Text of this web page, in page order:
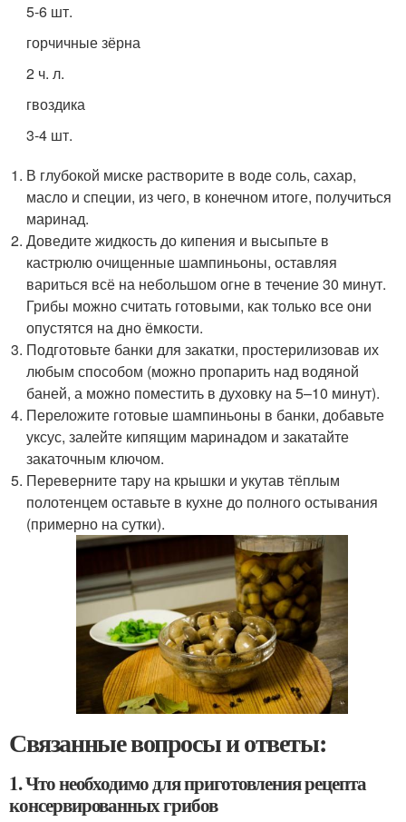
5-6 шт.
горчичные зёрна
2 ч. л.
гвоздика
3-4 шт.
В глубокой миске растворите в воде соль, сахар,
масло и специи, из чего, в конечном итоге, получиться
маринад.
Доведите жидкость до кипения и высыпьте в
кастрюлю очищенные шампиньоны, оставляя
вариться всё на небольшом огне в течение 30 минут.
Грибы можно считать готовыми, как только все они
опустятся на дно ёмкости.
Подготовьте банки для закатки, простерилизовав их
любым способом (можно пропарить над водяной
баней, а можно поместить в духовку на 5–10 минут).
Переложите готовые шампиньоны в банки, добавьте
уксус, залейте кипящим маринадом и закатайте
закаточным ключом.
Переверните тару на крышки и укутав тёплым
полотенцем оставьте в кухне до полного остывания
(примерно на сутки).
Связанные вопросы и ответы:
1. Что необходимо для приготовления рецепта
консервированных грибов